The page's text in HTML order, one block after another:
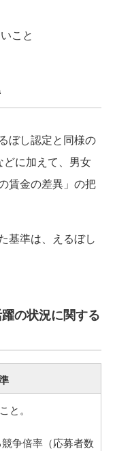
こと
ぼし認定と同様の
に加えて、男女
賃金の差異」の把
基準は、えるぼし
の状況に関する
と。
争倍率（応募者数